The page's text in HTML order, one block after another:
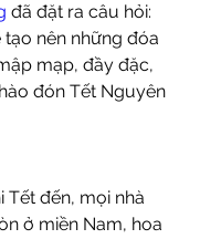
đã đặt ra câu hỏi:
nên những đóa
mạp, đầy đặc,
đón Tết Nguyên
Tết đến, mọi nhà
ở miền Nam, hoa